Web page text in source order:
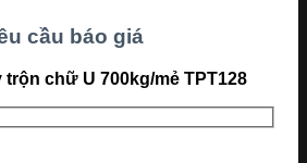
cầu báo giá
trộn chữ U 700kg/mẻ TPT128